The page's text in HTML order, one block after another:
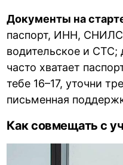
Документы на
паспорт, ИНН,
водительское и СТС;
часто хватает
тебе 16–17, уточни
письменная
Как совмещать с